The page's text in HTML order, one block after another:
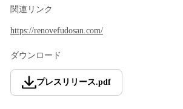
関連リンク
https://renovefudosan.com/
ダウンロード
プレスリリース.pdf